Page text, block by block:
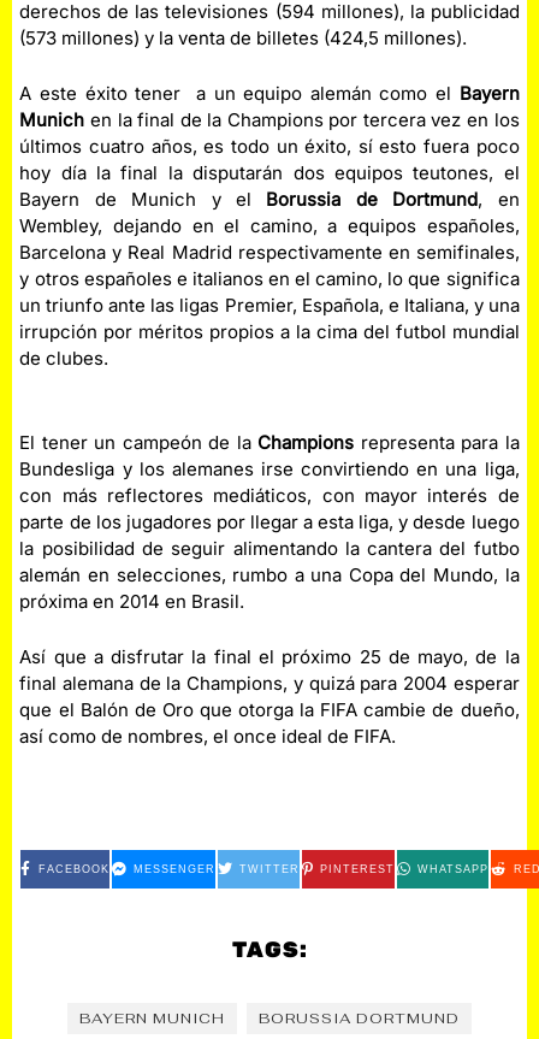
derechos de las televisiones (594 millones), la publicidad
(573 millones) y la venta de billetes (424,5 millones).
A este éxito tener a un equipo alemán como el Bayern
Munich en la final de la Champions por tercera vez en los
últimos cuatro años, es todo un éxito, sí esto fuera poco
hoy día la final la disputarán dos equipos teutones, el
Bayern de Munich y el Borussia de Dortmund, en
Wembley, dejando en el camino, a equipos españoles,
Barcelona y Real Madrid respectivamente en semifinales,
y otros españoles e italianos en el camino, lo que significa
un triunfo ante las ligas Premier, Española, e Italiana, y una
irrupción por méritos propios a la cima del futbol mundial
de clubes.
El tener un campeón de laChampions representa para la
Bundesliga y los alemanes irse convirtiendo en una liga,
con más reflectores mediáticos, con mayor interés de
parte de los jugadores por llegar a esta liga, y desde luego
la posibilidad de seguir alimentando la cantera del futbo
alemán en selecciones, rumbo a una Copa del Mundo, la
próxima en 2014 en Brasil.
Así que a disfrutar la final el próximo 25 de mayo, de la
final alemana de la Champions, y quizá para 2004 esperar
que el Balón de Oro que otorga la FIFA cambie de dueño,
así como de nombres, el once ideal de FIFA.
FACEBOOK MESSENGER TWITTER PINTEREST WHATSAPP
TAGS:
BAYERN MUNICH BORUSSIA DORTMUND